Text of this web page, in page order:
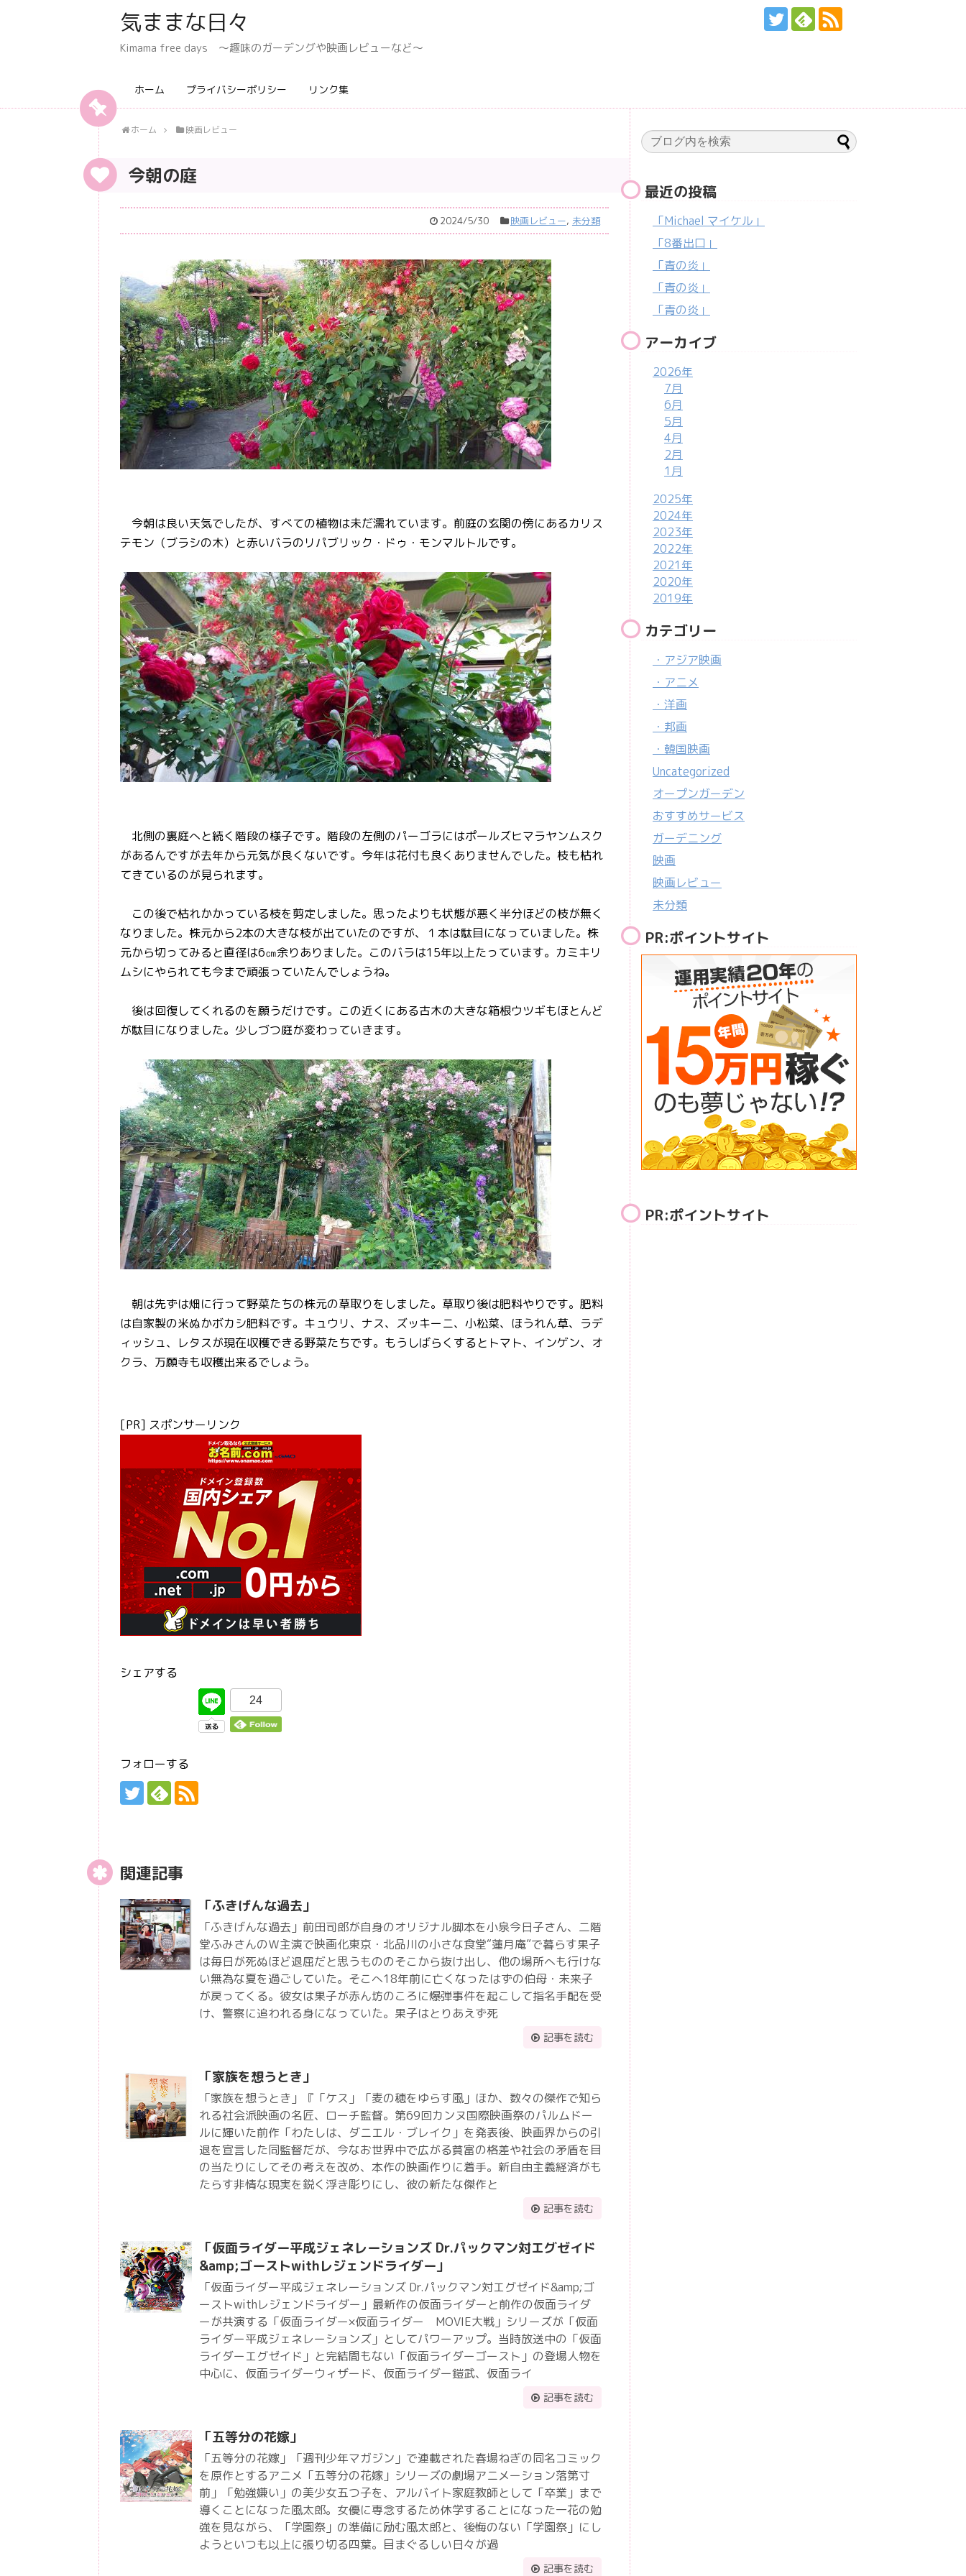
気ままな日々
Kimama free days 〜趣味のガーデングや映画レビューなど〜
ホーム プライバシーポリシー リンク集
ホーム 映画レビュー
今朝の庭
2024/5/30 映画レビュー, 未分類
今朝は良い天気でしたが、すべての植物は未だ濡れています。前庭の玄関の傍にあるカリス
テモン（ブラシの木）と赤いバラのリパブリック・ドゥ・モンマルトルです。
北側の裏庭へと続く階段の様子です。階段の左側のパーゴラにはポールズヒマラヤンムスク
があるんですが去年から元気が良くないです。今年は花付も良くありませんでした。枝も枯れ
てきているのが見られます。
この後で枯れかかっている枝を剪定しました。思ったよりも状態が悪く半分ほどの枝が無く
なりました。株元から2本の大きな枝が出ていたのですが、１本は駄目になっていました。株
元から切ってみると直径は6㎝余りありました。このバラは15年以上たっています。カミキリ
ムシにやられても今まで頑張っていたんでしょうね。
後は回復してくれるのを願うだけです。この近くにある古木の大きな箱根ウツギもほとんど
が駄目になりました。少しづつ庭が変わっていきます。
朝は先ずは畑に行って野菜たちの株元の草取りをしました。草取り後は肥料やりです。肥料
は自家製の米ぬかボカシ肥料です。キュウリ、ナス、ズッキーニ、小松菜、ほうれん草、ラデ
ィッシュ、レタスが現在収穫できる野菜たちです。もうしばらくするとトマト、インゲン、オ
クラ、万願寺も収穫出来るでしょう。
[PR] スポンサーリンク
シェアする
24
フォローする
関連記事
「ふきげんな過去」
「ふきげんな過去」前田司郎が自身のオリジナル脚本を小泉今日子さん、二階
堂ふみさんのＷ主演で映画化東京・北品川の小さな食堂“蓮月庵”で暮らす果子
は毎日が死ぬほど退屈だと思うもののそこから抜け出し、他の場所へも行けな
い無為な夏を過ごしていた。そこへ18年前に亡くなったはずの伯母・未来子
が戻ってくる。彼女は果子が赤ん坊のころに爆弾事件を起こして指名手配を受
け、警察に追われる身になっていた。果子はとりあえず死
記事を読む
「家族を想うとき」
「家族を想うとき」『「ケス」「麦の穂をゆらす風」ほか、数々の傑作で知ら
れる社会派映画の名匠、ローチ監督。第69回カンヌ国際映画祭のパルムドー
ルに輝いた前作「わたしは、ダニエル・ブレイク」を発表後、映画界からの引
退を宣言した同監督だが、今なお世界中で広がる貧富の格差や社会の矛盾を目
の当たりにしてその考えを改め、本作の映画作りに着手。新自由主義経済がも
たらす非情な現実を鋭く浮き彫りにし、彼の新たな傑作と
記事を読む
「仮面ライダー平成ジェネレーションズ Dr.パックマン対エグゼイド
&amp;ゴーストwithレジェンドライダー」
「仮面ライダー平成ジェネレーションズ Dr.パックマン対エグゼイド&amp;ゴ
ーストwithレジェンドライダー」最新作の仮面ライダーと前作の仮面ライダ
ーが共演する「仮面ライダー×仮面ライダー MOVIE大戦」シリーズが「仮面
ライダー平成ジェネレーションズ」としてパワーアップ。当時放送中の「仮面
ライダーエグゼイド」と完結間もない「仮面ライダーゴースト」の登場人物を
中心に、仮面ライダーウィザード、仮面ライダー鎧武、仮面ライ
記事を読む
「五等分の花嫁」
「五等分の花嫁」「週刊少年マガジン」で連載された春場ねぎの同名コミック
を原作とするアニメ「五等分の花嫁」シリーズの劇場アニメーション落第寸
前」「勉強嫌い」の美少女五つ子を、アルバイト家庭教師として「卒業」まで
導くことになった風太郎。女優に専念するため休学することになった一花の勉
強を見ながら、「学園祭」の準備に励む風太郎と、後悔のない「学園祭」にし
ようといつも以上に張り切る四葉。目まぐるしい日々が過
記事を読む
最近の投稿
「Michael マイケル」
「8番出口」
「青の炎」
「青の炎」
「青の炎」
アーカイブ
2026年
7月
6月
5月
4月
2月
1月
2025年
2024年
2023年
2022年
2021年
2020年
2019年
カテゴリー
・アジア映画
・アニメ
・洋画
・邦画
・韓国映画
Uncategorized
オープンガーデン
おすすめサービス
ガーデニング
映画
映画レビュー
未分類
PR:ポイントサイト
PR:ポイントサイト